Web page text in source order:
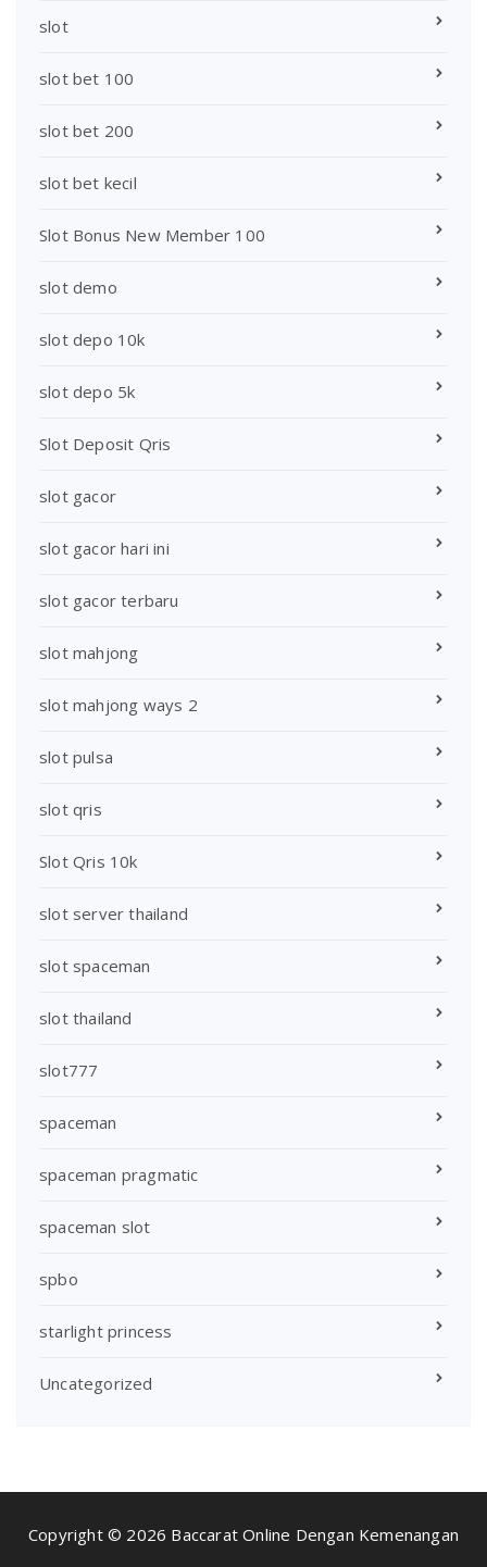
slot
slot bet 100
slot bet 200
slot bet kecil
Slot Bonus New Member 100
slot demo
slot depo 10k
slot depo 5k
Slot Deposit Qris
slot gacor
slot gacor hari ini
slot gacor terbaru
slot mahjong
slot mahjong ways 2
slot pulsa
slot qris
Slot Qris 10k
slot server thailand
slot spaceman
slot thailand
slot777
spaceman
spaceman pragmatic
spaceman slot
spbo
starlight princess
Uncategorized
Copyright © 2026 Baccarat Online Dengan Kemenangan